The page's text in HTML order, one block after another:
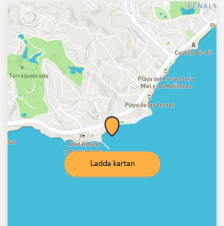
Ladda kartan